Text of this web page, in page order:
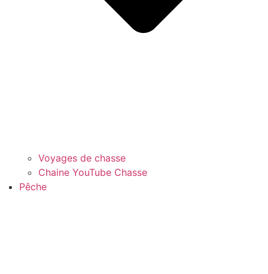
Voyages de chasse
Chaine YouTube Chasse
Pêche